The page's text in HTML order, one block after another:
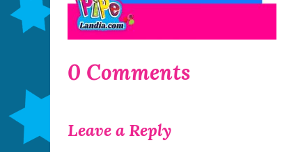
0 Comments
Leave a Reply